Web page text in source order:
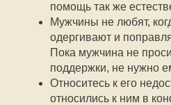
помощь так же
Мужчины не любят,
одергивают и
Пока мужчина не
поддержки, не нужно
Относитесь к его
относились к ним в